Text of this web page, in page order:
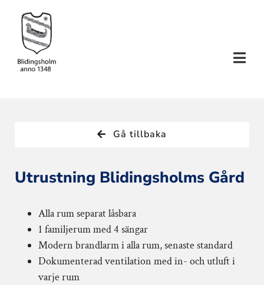
innehållet
SLÄKTTRÄFF
AKTIVITETER
TILLVAL
Gå tillbaka
Utrustning Blidingsholms Gård
Alla rum separat låsbara
1 familjerum med 4 sängar
Modern brandlarm i alla rum, senaste standard
Dokumenterad ventilation med in- och utluft i
varje rum